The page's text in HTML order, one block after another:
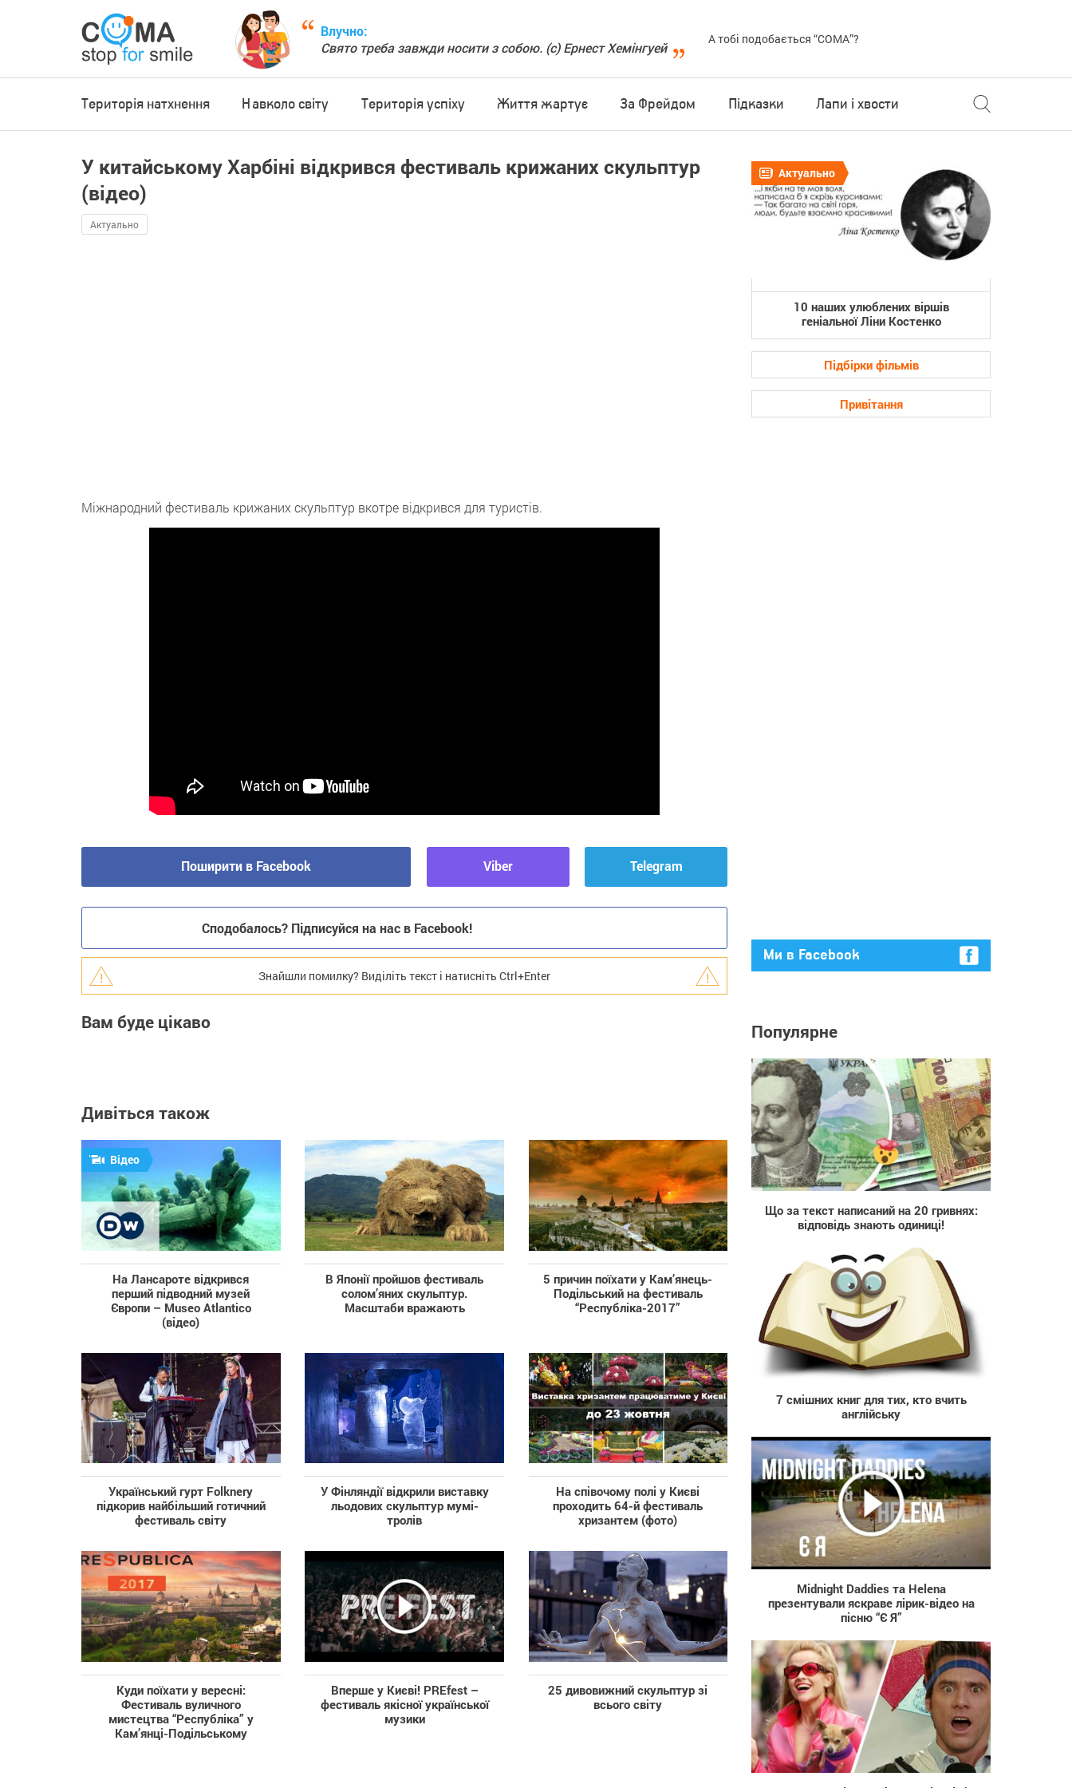
Влучно:
Свято треба завжди носити з собою. (с) Ернест Хемінгуей
А тобі подобається “COMA”?
Територія натхнення Навколо світу Територія успіху Життя жартує За Фрейдом Підказки Лапи і хвости
У китайському Харбіні відкрився фестиваль крижаних скульптур
(відео)
Актуально
Міжнародний фестиваль крижаних скульптур вкотре відкрився для туристів.
Поширити в Facebook Viber Telegram
Сподобалось? Підписуйся на нас в Facebook!
Знайшли помилку? Виділіть текст і натисніть Ctrl+Enter
Вам буде цікаво
Дивіться також
Відео
На Лансароте відкрився
перший підводний музей
Європи – Museo Atlantico
(відео)
В Японії пройшов фестиваль
солом’яних скульптур.
Масштаби вражають
5 причин поїхати у Кам’янець-
Подільський на фестиваль
“Республіка-2017”
Український гурт Folknery
підкорив найбільший готичний
фестиваль світу
У Фінляндії відкрили виставку
льодових скульптур мумі-
тролів
На співочому полі у Києві
проходить 64-й фестиваль
хризантем (фото)
Куди поїхати у вересні:
Фестиваль вуличного
мистецтва “Республіка” у
Кам’янці-Подільському
Вперше у Києві! PREfest –
фестиваль якісної української
музики
25 дивовижний скульптур зі
всього світу
Актуально
10 наших улюблених віршів
геніальної Ліни Костенко
Підбірки фільмів
Привітання
Ми в Facebook
Популярне
769
Що за текст написаний на 20 гривнях:
відповідь знають одиниці!
1 172
7 смішних книг для тих, кто вчить
англійську
278
Midnight Daddies та Helena
презентували яскраве лірик-відео на
пісню “Є Я”
1 331